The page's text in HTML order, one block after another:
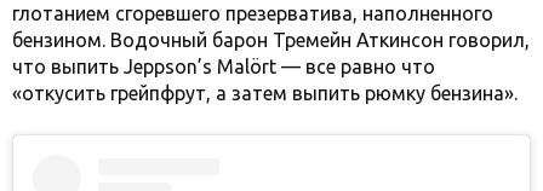
глотанием сгоревшего презерватива, наполненного
бензином. Водочный барон Тремейн Аткинсон говорил,
что выпить Jeppson’s Malört — все равно что
«откусить грейпфрут, а затем выпить рюмку бензина».